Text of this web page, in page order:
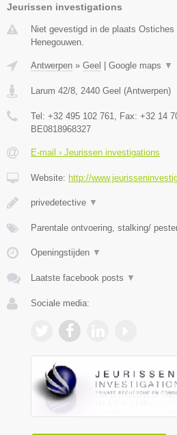
Jeurissen investigations
Niet gevestigd in de plaats
Henegouwen.
Antwerpen » Geel | Google maps ▼
Larum 42/8 2440 Geel (Antwerpen)
Tel: +32 495 102 761 , Fax: +32 14
BE0818968327
E-mail › Jeurissen investigations
Website: http://
privedetective ▼
Parentale ontvoering, stalking/
Openingstijden ▼
Laatste facebook posts ▼
Sociale media: